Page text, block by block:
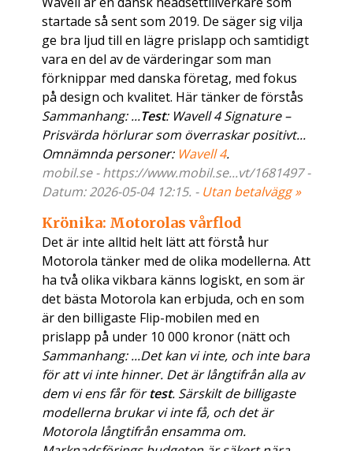
startade så sent som 2019. De säger sig vilja
ge bra ljud till en lägre prislapp och samtidigt
vara en del av de värderingar som man
förknippar med danska företag, med fokus
på design och kvalitet. Här tänker de förstås
Sammanhang: ...Test: Wavell 4 Signature –
Prisvärda hörlurar som överraskar positivt...
Omnämnda personer: Wavell 4.
mobil.se - https://www.mobil.se...vt/1681497 -
Datum: 2026-05-04 12:15. - Utan betalvägg »
Krönika: Motorolas vårflod
Det är inte alltid helt lätt att förstå hur
Motorola tänker med de olika modellerna. Att
ha två olika vikbara känns logiskt, en som är
det bästa Motorola kan erbjuda, och en som
är den billigaste Flip-mobilen med en
prislapp på under 10 000 kronor (nätt och
Sammanhang: ...Det kan vi inte, och inte bara
för att vi inte hinner. Det är långtifrån alla av
dem vi ens får förtest. Särskilt de billigaste
modellerna brukar vi inte få, och det är
Motorola långtifrån ensamma om.